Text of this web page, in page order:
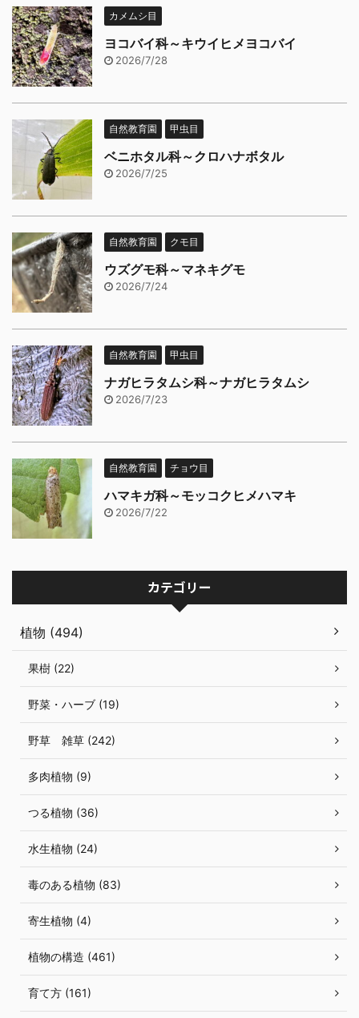
カメムシ目
ヨコバイ科～キウイヒメヨコバイ
2026/7/28
自然教育園 甲虫目
ベニホタル科～クロハナボタル
2026/7/25
自然教育園 クモ目
ウズグモ科～マネキグモ
2026/7/24
自然教育園 甲虫目
ナガヒラタムシ科～ナガヒラタムシ
2026/7/23
自然教育園 チョウ目
ハマキガ科～モッコクヒメハマキ
2026/7/22
カテゴリー
植物 (494)
果樹 (22)
野菜・ハーブ (19)
野草 雑草 (242)
多肉植物 (9)
つる植物 (36)
水生植物 (24)
毒のある植物 (83)
寄生植物 (4)
植物の構造 (461)
育て方 (161)